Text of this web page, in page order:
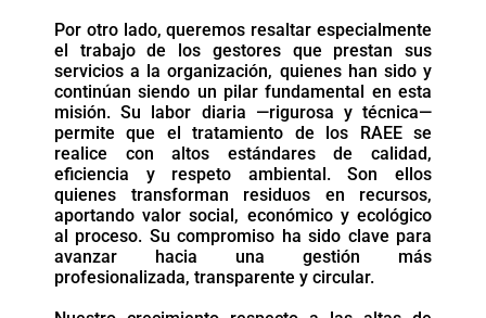
Por otro lado, queremos resaltar especialmente
el trabajo de los gestores que prestan sus
servicios a la organización, quienes han sido y
continúan siendo un pilar fundamental en esta
misión. Su labor diaria —rigurosa y técnica—
permite que el tratamiento de los RAEE se
realice con altos estándares de calidad,
eficiencia y respeto ambiental. Son ellos
quienes transforman residuos en recursos,
aportando valor social, económico y ecológico
al proceso. Su compromiso ha sido clave para
avanzar hacia una gestión más
profesionalizada, transparente y circular.